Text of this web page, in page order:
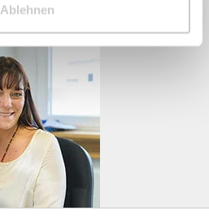
Ablehnen